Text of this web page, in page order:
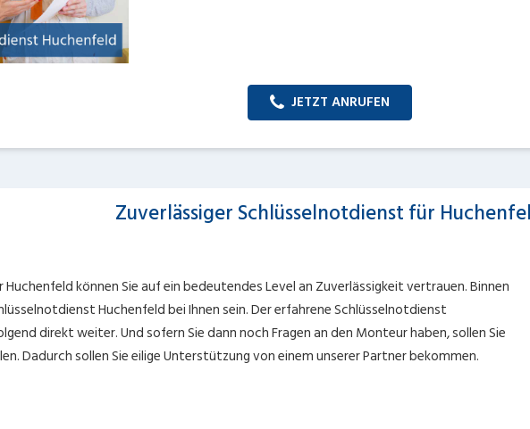
JETZT ANRUFEN
Zuverlässiger Schlüsselnotdienst für
können Sie auf ein bedeutendes Level an Zuverlässigkeit vertrauen. Binnen
Huchenfeld bei Ihnen sein. Der erfahrene Schlüsselnotdienst
direkt weiter. Und sofern Sie dann noch Fragen an den Monteur haben, sollen Sie
Dadurch sollen Sie eilige Unterstützung von einem unserer Partner bekommen.